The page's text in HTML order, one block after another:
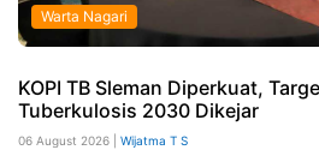
Warta Nagari
KOPI TB Sleman Diperkuat,
Tuberkulosis 2030 Dikejar
06 August 2026 | Wijatma T S